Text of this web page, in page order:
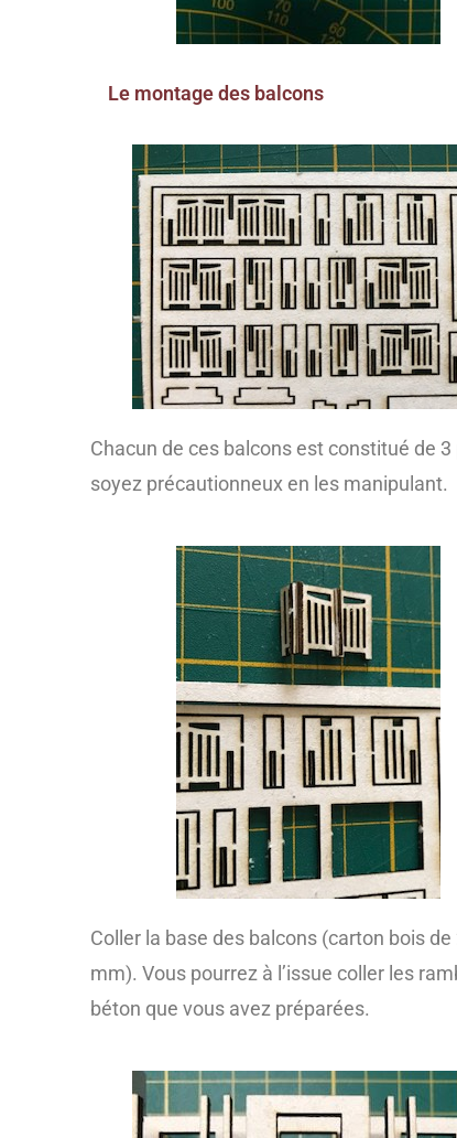
Le montage des balcons
Chacun de ces balcons est constitué de 3
soyez précautionneux en les manipulant.
Coller la base des balcons (carton bois de
mm). Vous pourrez à l’issue coller les
béton que vous avez préparées.